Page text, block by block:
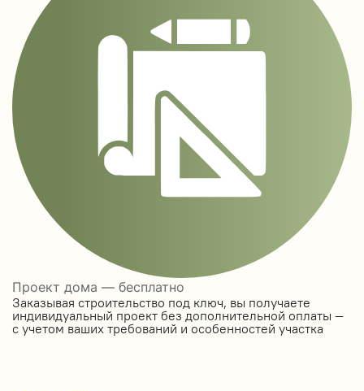
Проект дома — бесплатно
Заказывая строительство под ключ, вы получаете
индивидуальный проект без дополнительной оплаты —
с учетом ваших требований и особенностей участка